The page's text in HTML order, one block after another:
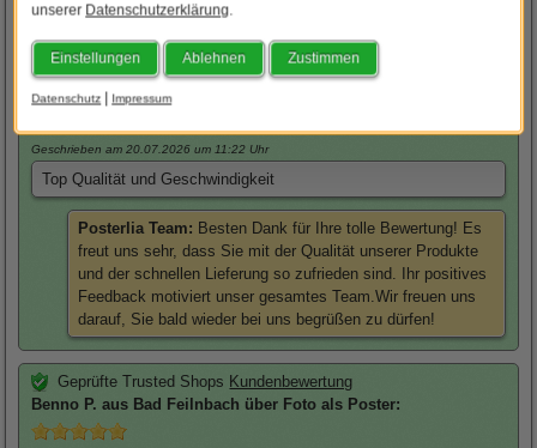
Geprüfte Trusted ShopsKundenbewertung
AbdulkadirC. aus Baiersdorf überFoto als Poster
Geschrieben am 20.07.2026 um 11:22 Uhr
Top Qualität und Geschwindigkeit
Posterlia Team: Besten Dank für Ihre tolle Bewertung! Es
freut uns sehr, dass Sie mit der Qualität unserer Produkte
und der schnellen Lieferung so zufrieden sind. Ihr positives
Feedback motiviert unser gesamtes Team.Wir freuen uns
darauf, Sie bald wieder bei uns begrüßen zu dürfen!
Geprüfte Trusted Shops Kundenbewertung
Benno P. aus Bad Feilnbach über Foto als Poster:
unserer Datenschutzerklärung.
Einstellungen Ablehnen Zustimmen
Datenschutz | Impressum